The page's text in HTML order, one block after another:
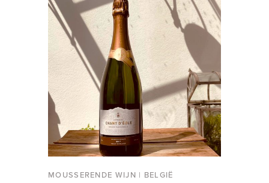
MOUSSERENDE WIJN | BELGIË